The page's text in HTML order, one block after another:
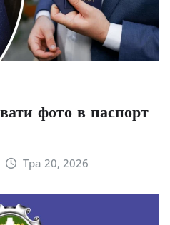
фото в паспорт
Тра 20, 2026